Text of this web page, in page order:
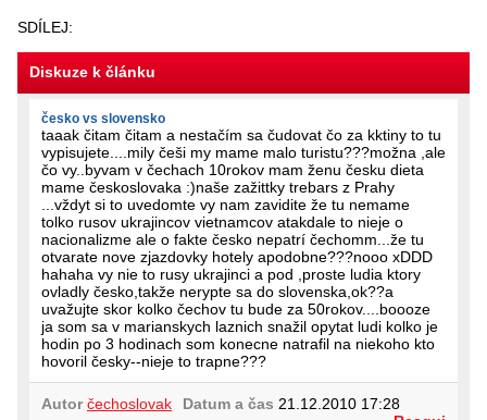
SDÍLEJ:
Diskuze k článku
česko vs slovensko
taaak čitam čitam a nestačím sa čudovat čo za kktiny to tu
vypisujete....mily češi my mame malo turistu???možna ,ale
čo vy..byvam v čechach 10rokov mam ženu česku dieta
mame českoslovaka :)naše zažittky trebars z Prahy
...vždyt si to uvedomte vy nam zavidite že tu nemame
tolko rusov ukrajincov vietnamcov atakdale to nieje o
nacionalizme ale o fakte česko nepatrí čechomm...že tu
otvarate nove zjazdovky hotely apodobne???nooo xDDD
hahaha vy nie to rusy ukrajinci a pod ,proste ludia ktory
ovladly česko,takže nerypte sa do slovenska,ok??a
uvažujte skor kolko čechov tu bude za 50rokov....boooze
ja som sa v marianskych laznich snažil opytat ludi kolko je
hodin po 3 hodinach som konecne natrafil na niekoho kto
hovoril česky--nieje to trapne???
Autor čechoslovak Datum a čas 21.12.2010 17:28